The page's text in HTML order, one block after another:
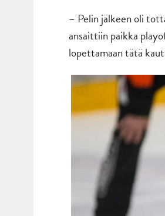
– Pelin jälkeen oli
ansaittiin paikka
lopettamaan tätä